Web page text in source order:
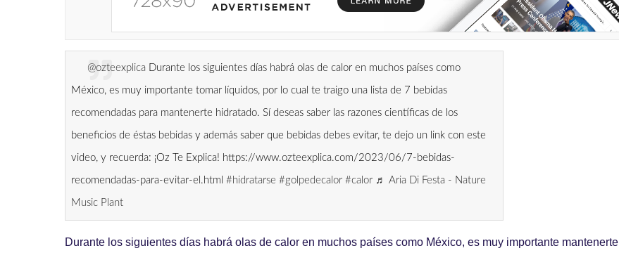
@ozteexplica Durante los siguientes días habrá olas de calor en muchos países como
México, es muy importante tomar líquidos, por lo cual te traigo una lista de 7 bebidas
recomendadas para mantenerte hidratado. Sí deseas saber las razones científicas de los
beneficios de éstas bebidas y además saber que bebidas debes evitar, te dejo un link con este
video, y recuerda: ¡Oz Te Explica! https://www.ozteexplica.com/2023/06/7-bebidas-
recomendadas-para-evitar-el.html #hidratarse #golpedecalor #calor ♬ Aria Di Festa - Nature
Music Plant
Durante los siguientes días habrá olas de calor en muchos países como México, es muy importante mantenerte